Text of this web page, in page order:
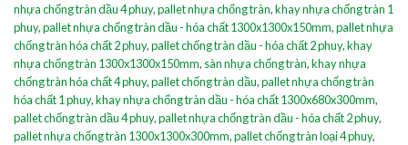
nhựa chống tràn dầu 4 phuy,pallet nhựa chống tràn,khay nhựa chống tràn 1
phuy,pallet nhựa chống tràn dầu - hóa chất 1300x1300x150mm,pallet nhựa
chống tràn hóa chất 2 phuy,pallet chống tràn dầu - hóa chất 2 phuy,khay
nhựa chống tràn 1300x1300x150mm, sàn nhựa chống tràn,khay nhựa
chống tràn hóa chất 4 phuy,pallet chống tràn dầu,pallet nhựa chống tràn
hóa chất 1 phuy,khay nhựa chống tràn dầu - hóa chất 1300x680x300mm,
pallet chống tràn dầu 4 phuy,pallet nhựa chống tràn dầu - hóa chất 2 phuy,
pallet nhựa chống tràn 1300x1300x300mm,pallet chống tràn loại 4 phuy,